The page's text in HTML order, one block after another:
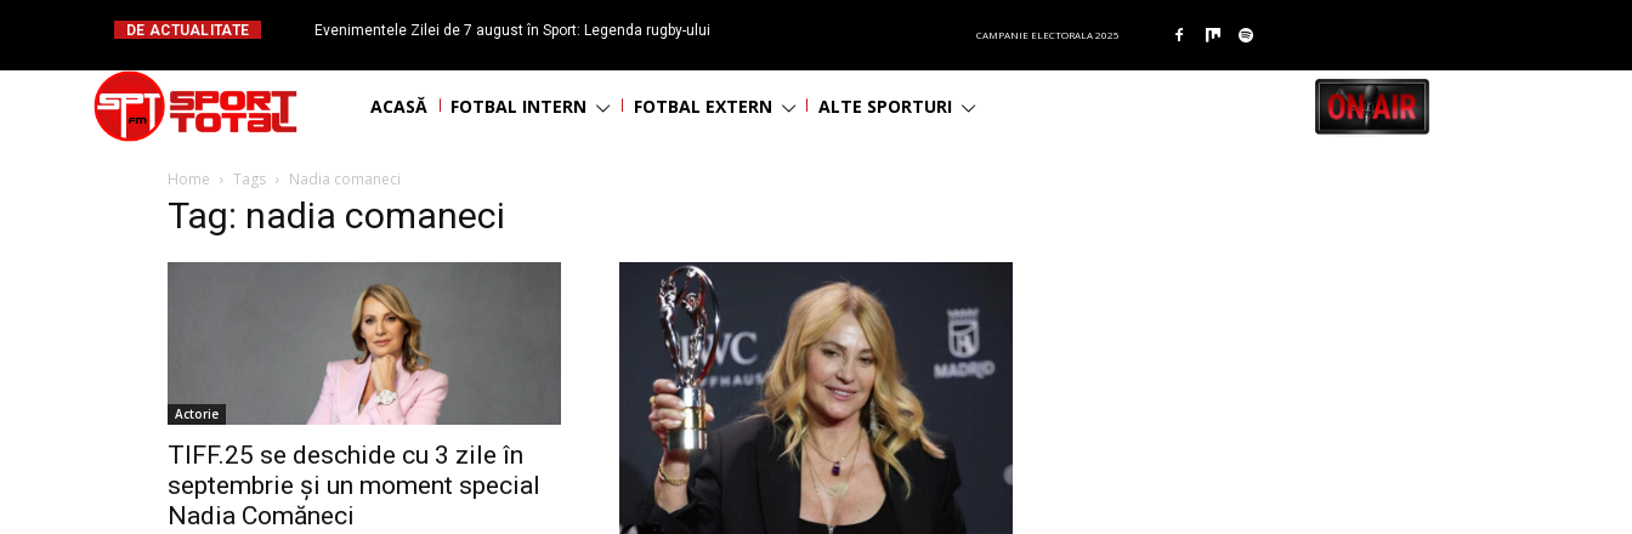
DE ACTUALITATE
Evenimentele Zilei de 7 august în Sport: Legenda rugby-ului
CAMPANIE ELECTORALA 2025
ACASĂ FOTBAL INTERN FOTBAL EXTERN ALTE SPORTURI
Home Tags Nadia comaneci
Tag: nadia comaneci
Actorie
TIFF.25 se deschide cu 3 zile în
septembrie și un moment special
Nadia Comăneci